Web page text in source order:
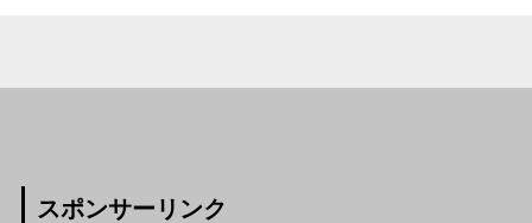
スポンサーリンク